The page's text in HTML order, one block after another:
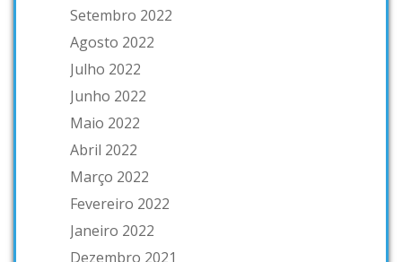
Setembro 2022
Agosto 2022
Julho 2022
Junho 2022
Maio 2022
Abril 2022
Março 2022
Fevereiro 2022
Janeiro 2022
Dezembro 2021